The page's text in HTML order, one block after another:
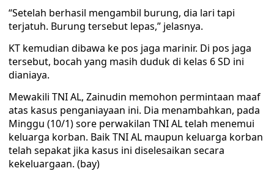
“Setelah berhasil mengambil burung, dia lari tapi
terjatuh. Burung tersebut lepas,” jelasnya.
KT kemudian dibawa ke pos jaga marinir. Di pos jaga
tersebut, bocah yang masih duduk di kelas 6 SD ini
dianiaya.
Mewakili TNI AL, Zainudin memohon permintaan maaf
atas kasus penganiayaan ini. Dia menambahkan, pada
Minggu (10/1) sore perwakilan TNI AL telah menemui
keluarga korban. Baik TNI AL maupun keluarga korban
telah sepakat jika kasus ini diselesaikan secara
kekeluargaan. (bay)